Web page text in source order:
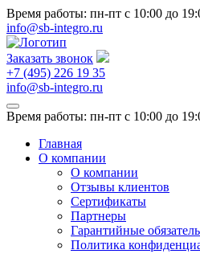
Время работы: пн-пт с 10:00 до
info@sb-integro.ru
Заказать звонок
+7 (495) 226 19 35
info@sb-integro.ru
Время работы: пн-пт с 10:00 до
Главная
О компании
О компании
Отзывы клиентов
Сертификаты
Партнеры
Гарантийные
Политика